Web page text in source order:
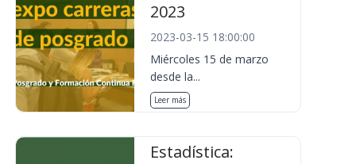
2023
2023-03-15 18:00:00
Miércoles 15 de marzo
desde la...
Leer más
Estadística: